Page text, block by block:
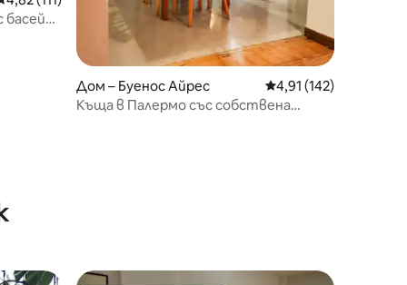
басейн
Дом – Буенос Айрес Средна оценка: 4,91
4,91 (142)
Къща в Палермо със собствена